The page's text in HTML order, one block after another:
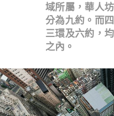
域所屬，華人
分為九約。而
三環及六約，
之內。